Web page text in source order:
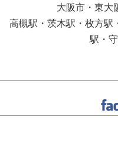
大阪市・東大
高槻駅・茨木駅・枚方駅
駅・